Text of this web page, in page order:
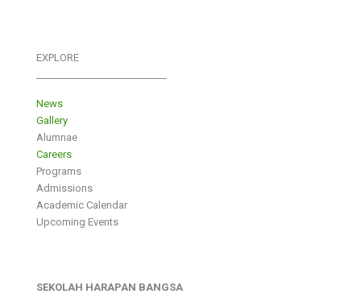
EXPLORE
News
Gallery
Alumnae
Careers
Programs
Admissions
Academic Calendar
Upcoming Events
SEKOLAH HARAPAN BANGSA